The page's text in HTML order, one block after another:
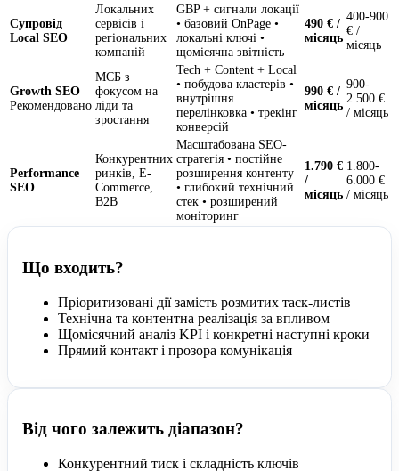
Супровід
Local SEO
Локальних
сервісів і
регіональних
компаній
GBP + сигнали локації
• базовий OnPage •
локальні ключі •
щомісячна звітність
490 € /
місяць
400-900
€ /
місяць
Growth SEO
Рекомендовано
МСБ з
фокусом на
ліди та
зростання
Tech + Content + Local
• побудова кластерів •
внутрішня
перелінковка • трекінг
конверсій
990 € /
місяць
900-
2.500 €
/ місяць
Performance
SEO
Конкурентних
ринків, E-
Commerce,
B2B
Масштабована SEO-
стратегія • постійне
розширення контенту
• глибокий технічний
стек • розширений
моніторинг
1.790 €
/
місяць
1.800-
6.000 €
/ місяць
Що входить?
Пріоритизовані дії замість розмитих таск-листів
Технічна та контентна реалізація за впливом
Щомісячний аналіз KPI і конкретні наступні кроки
Прямий контакт і прозора комунікація
Від чого залежить діапазон?
Конкурентний тиск і складність ключів